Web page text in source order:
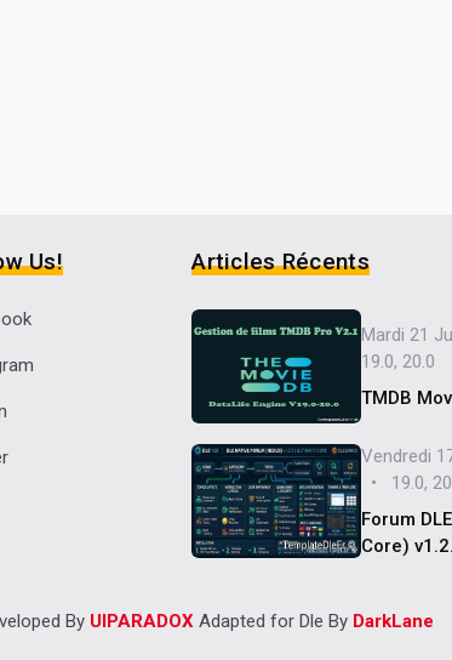
Us! Articles Récents
Mardi 21
19.0, 20.0
TMDB
Vendredi
• 19.0,
Forum
Core)
By UIPARADOX Adapted for Dle By DarkLane